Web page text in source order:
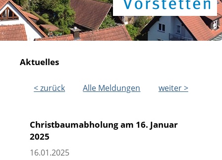
Aktuelles
< zurück Alle Meldungen weiter >
Christbaumabholung am 16. Januar
2025
16.01.2025